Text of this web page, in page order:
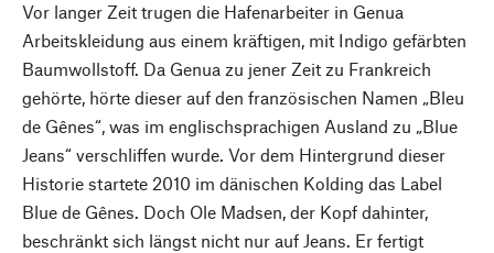
Vor langer Zeit trugen die Hafenarbeiter in Genua
Arbeitskleidung aus einem kräftigen, mit Indigo gefärbten
Baumwollstoff. Da Genua zu jener Zeit zu Frankreich
gehörte, hörte dieser auf den französischen Namen „Bleu
de Gênes“, was im englischsprachigen Ausland zu „Blue
Jeans“ verschliffen wurde. Vor dem Hintergrund dieser
Historie startete 2010 im dänischen Kolding das Label
Blue de Gênes. Doch Ole Madsen, der Kopf dahinter,
beschränkt sich längst nicht nur auf Jeans. Er fertigt